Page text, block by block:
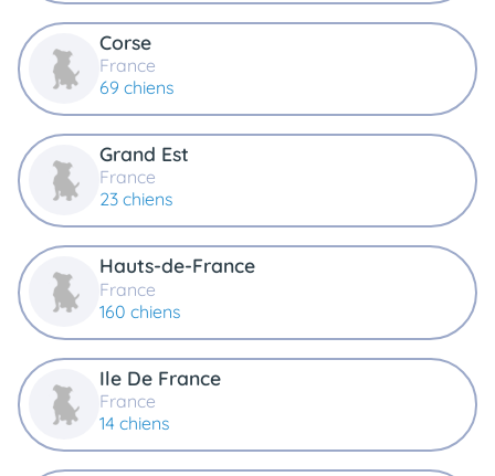
Corse
France
69 chiens
Grand Est
France
23 chiens
Hauts-de-France
France
160 chiens
Ile De France
France
14 chiens